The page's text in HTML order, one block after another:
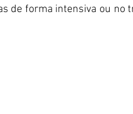
de forma intensiva ou no